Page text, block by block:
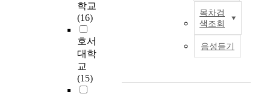
학교
(16)
호서
대학
교
(15)
의
목차검
색조회
음성듣기